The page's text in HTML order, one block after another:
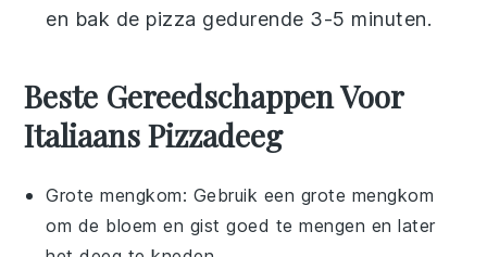
en bak de pizza gedurende 3-5 minuten.
Beste Gereedschappen Voor
Italiaans Pizzadeeg
Grote mengkom: Gebruik een grote mengkom
om de bloem en gist goed te mengen en later